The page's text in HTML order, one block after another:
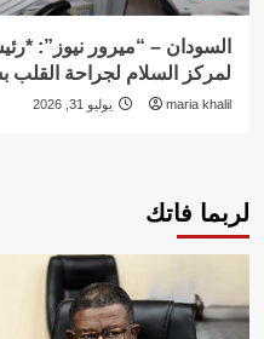
السودان – “ميرور نيوز”:
لمركز السلام لجراحة القلب
maria khalil يوليو 31, 2026
لربما فاتك